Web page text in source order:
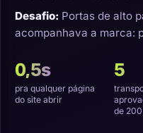
Desafio: Portas de alto
acompanhava a marca:
0,5s
pra qualquer página
do site abrir
5
de